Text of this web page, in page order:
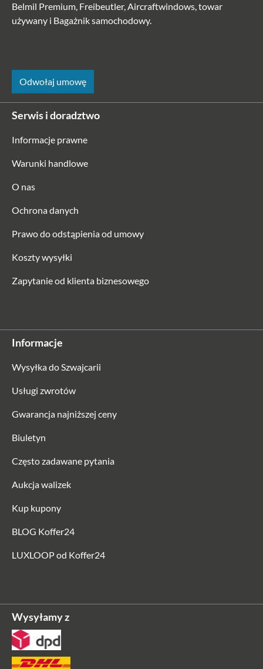
Belmil Premium, Freibeutler, Aircraftwindows, towar
używany i Bagażnik samochodowy.
Odwołaj umowę
Serwis i doradztwo
Informacje prawne
Warunki handlowe
O nas
Ochrona danych
Prawo do odstąpienia od umowy
Koszty wysyłki
Zapytanie od klienta biznesowego
Informacje
Wysyłka do Szwajcarii
Usługi zwrotów
Gwarancja najniższej ceny
Biuletyn
Często zadawane pytania
Aukcja walizek
Kup kupony
BLOG Koffer24
LUXLOOP od Koffer24
Wysyłamy z